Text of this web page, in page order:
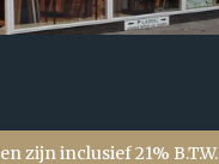
zijn inclusief 21% B.T.W.